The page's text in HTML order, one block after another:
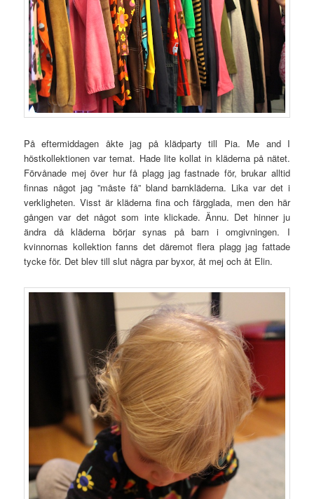
På eftermiddagen åkte jag på klädparty till Pia. Me and I
höstkollektionen var temat. Hade lite kollat in kläderna på nätet.
Förvånade mej över hur få plagg jag fastnade för, brukar alltid
finnas något jag ”måste få” bland barnkläderna. Lika var det i
verkligheten. Visst är kläderna fina och färgglada, men den här
gången var det något som inte klickade. Ännu. Det hinner ju
ändra då kläderna börjar synas på barn i omgivningen. I
kvinnornas kollektion fanns det däremot flera plagg jag fattade
tycke för. Det blev till slut några par byxor, åt mej och åt Elin.